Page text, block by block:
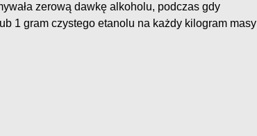
zerową dawkę alkoholu, podczas gdy
1 gram czystego etanolu na każdy kilogram masy